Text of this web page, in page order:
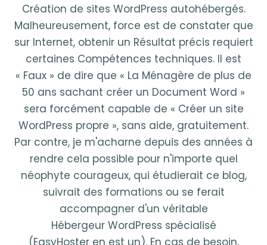
Création de sites WordPress autohébergés.
Malheureusement, force est de constater que
sur Internet, obtenir un Résultat précis requiert
certaines Compétences techniques. Il est
« Faux » de dire que « La Ménagère de plus de
50 ans sachant créer un Document Word »
sera forcément capable de « Créer un site
WordPress propre », sans aide, gratuitement.
Par contre, je m'acharne depuis des années à
rendre cela possible pour n'importe quel
néophyte courageux, qui étudierait ce blog,
suivrait des formations ou se ferait
accompagner d'un véritable
Hébergeur WordPress spécialisé
(EasyHoster en est un). En cas de besoin,